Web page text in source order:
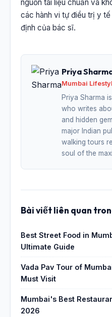
nguồn tài liệu chuẩn và
các hành vi tự điều trị y
định của bác sĩ.
Priya
Mumbai
Priya Sharma
who writes
and hidden
major Indian
walking tours
soul of the
Bài viết liên quan
Best Street Food in
Ultimate Guide
Vada Pav Tour of
Must Visit
Mumbai's Best
2026